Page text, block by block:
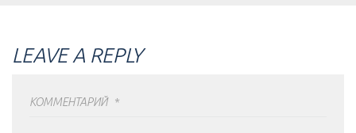
LEAVE A REPLY
КОММЕНТАРИЙ *